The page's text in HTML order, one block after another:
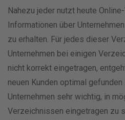
Nahezu jeder nutzt heute
Informationen über
zu erhalten. Für jedes dieser
Unternehmen bei einigen
nicht korrekt eingetragen,
neuen Kunden optimal
Unternehmen sehr wichtig, in
Verzeichnissen eingetragen zu